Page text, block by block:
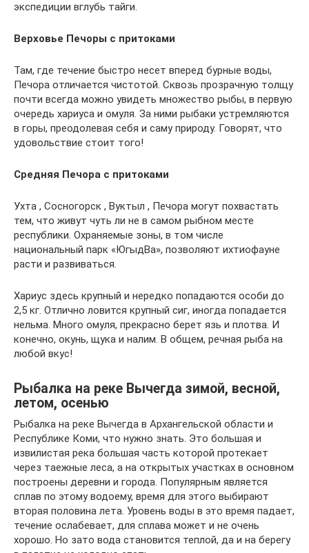
экспедиции вглубь тайги.
Верховье Печоры с притоками
Там, где течение быстро несет вперед бурные воды,
Печора отличается чистотой. Сквозь прозрачную толщу
почти всегда можно увидеть множество рыбы, в первую
очередь хариуса и омуля. За ними рыбаки устремляются
в горы, преодолевая себя и саму природу. Говорят, что
удовольствие стоит того!
Средняя Печора с притоками
Ухта , Сосногорск , Вуктыл , Печора могут похвастать
тем, что живут чуть ли не в самом рыбном месте
республики. Охраняемые зоны, в том числе
национальный парк «ЮгыдВа», позволяют ихтиофауне
расти и развиваться.
Хариус здесь крупный и нередко попадаются особи до
2,5 кг. Отлично ловится крупный сиг, иногда попадается
нельма. Много омуля, прекрасно берет язь и плотва. И
конечно, окунь, щука и налим. В общем, речная рыба на
любой вкус!
Рыбалка на реке Вычегда зимой, весной,
летом, осенью
Рыбалка на реке Вычегда в Архангельской области и
Республике Коми, что нужно знать. Это большая и
извилистая река большая часть которой протекает
через таежные леса, а на открытых участках в основном
построены деревни и города. Популярным является
сплав по этому водоему, время для этого выбирают
вторая половина лета. Уровень воды в это время падает,
течение ослабевает, для сплава может и не очень
хорошо. Но зато вода становится теплой, да и на берегу